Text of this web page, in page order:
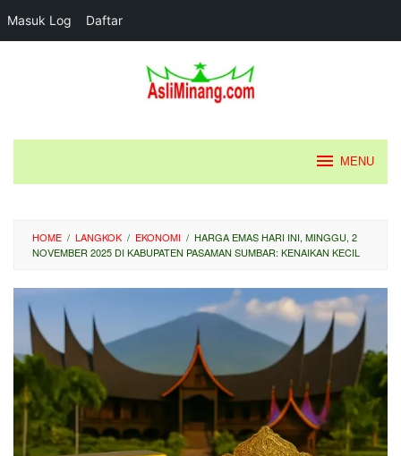
Masuk Log Daftar
MENU
HOME / LANGKOK / EKONOMI / HARGA EMAS HARI INI, MINGGU, 2
NOVEMBER 2025 DI KABUPATEN PASAMAN SUMBAR: KENAIKAN KECIL